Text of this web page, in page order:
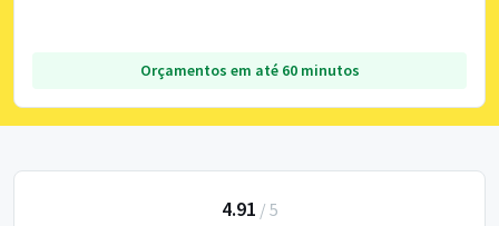
Orçamentos em até 60 minutos
4.91 / 5